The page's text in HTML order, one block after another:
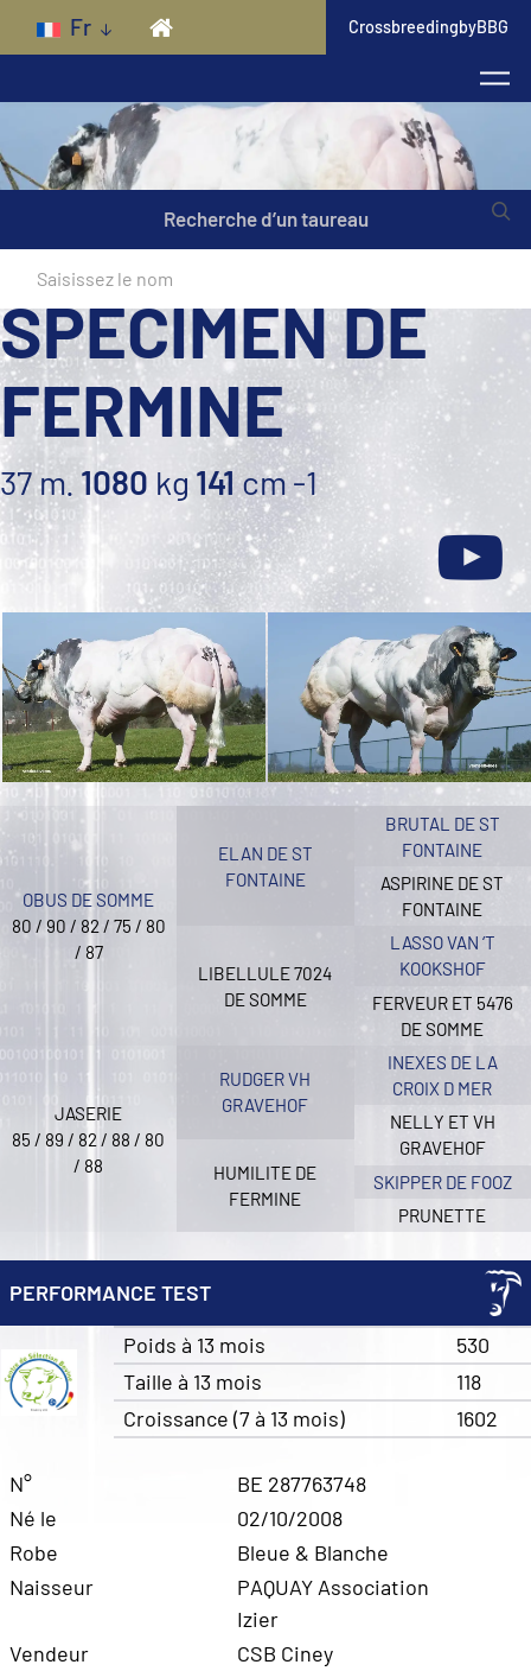
Skip to main content
Fr CrossbreedingbyBBG
Recherche d’un taureau
SPECIMEN DE
FERMINE
37 m. 1080 kg141cm -1
OBUS DE SOMME
80 / 90 / 82 / 75 / 80
/ 87
ELAN DE ST
FONTAINE
LIBELLULE 7024
DE SOMME
BRUTAL DE ST
FONTAINE
ASPIRINE DE ST
FONTAINE
LASSO VAN ‘T
KOOKSHOF
FERVEUR ET 5476
DE SOMME
JASERIE
85 / 89 / 82 / 88 / 80
/ 88
RUDGER VH
GRAVEHOF
HUMILITE DE
FERMINE
INEXES DE LA
CROIX D MER
NELLY ET VH
GRAVEHOF
SKIPPER DE FOOZ
PRUNETTE
PERFORMANCE TEST
Poids à 13 mois
530
Taille à 13 mois
118
Croissance (7 à 13 mois)
1602
N°
BE 287763748
Né le
02/10/2008
Robe
Bleue & Blanche
Naisseur
PAQUAY Association
Izier
Vendeur
CSB Ciney